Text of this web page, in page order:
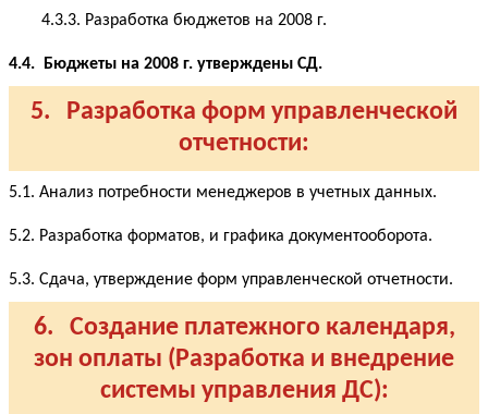
4.3.3. Разработка бюджетов на 2008 г.
4.4. Бюджеты на 2008 г. утверждены СД.
5. Разработка форм управленческой
отчетности:
5.1. Анализ потребности менеджеров в учетных данных.
5.2. Разработка форматов, и графика документооборота.
5.3. Сдача, утверждение форм управленческой отчетности.
6. Создание платежного календаря,
зон оплаты (Разработка и внедрение
системы управления ДС):